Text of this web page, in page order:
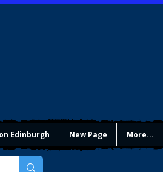
Edinburgh New Page More...